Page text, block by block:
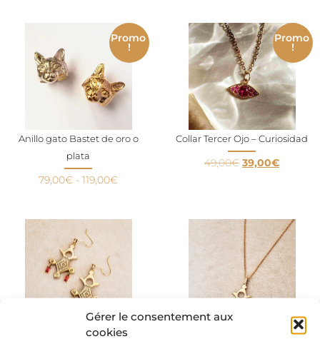
Gérer le consentement aux
cookies
Anillo gato Bastet de oro o
plata
Promo
!
79,00€ - 119,00€
Collar Tercer Ojo – Curiosidad
Promo
!
49,00€ 39,00€
Cruz de Agadez – pendientes Colgante Tuareg – collar largo